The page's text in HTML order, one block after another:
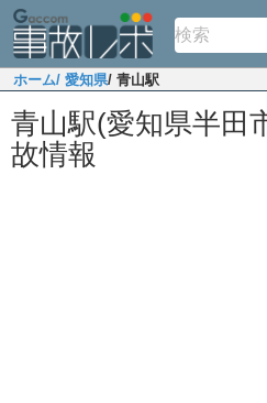
ホーム/ 愛知県/ 青山駅
青山駅(愛知県半田
故情報